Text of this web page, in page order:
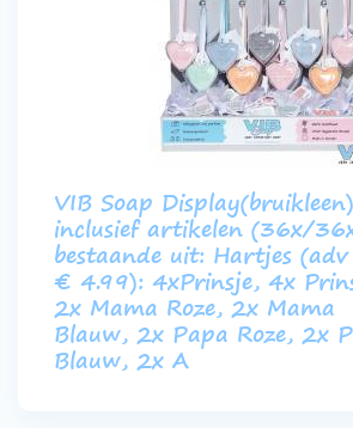
VIB Soap Display(bruikleen)
inclusief artikelen (36x/
bestaande uit: Hartjes
€ 4.99): 4xPrinsje, 4x
2x Mama Roze, 2x Mama
Blauw, 2x Papa Roze, 2x
Blauw, 2x A